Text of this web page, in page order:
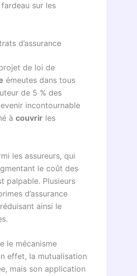
sur les
d’assurance
de loi de
émeutes dans tous
de 5 % des
incontournable
à couvrir les
les assureurs, qui
le coût des
palpable. Plusieurs
d’assurance
ainsi le
le mécanisme
effet, la mutualisation
mais son application